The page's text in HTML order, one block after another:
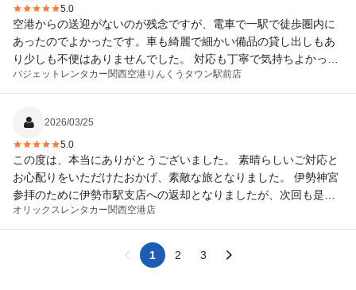
5.0
空港からの送迎がないのが残念ですが、電車で一駅で徒歩圏内に
あったのでよかったです。車も綺麗で細かい備品の貸し出しもあ
り少しも不便はありませんでした。 対応も丁寧で気持ちよかった
です。営業時間がもう少し長ければ最高です。
バジェットレンタカー関西空港りんくうタウン駅前店
2026/03/25
5.0
この度は、本当にありがとうございました。 素晴らしいご対応と
お心配りをいただけたおかげ、素敵な旅となりました。 伊勢神宮
参拝のために伊勢市駅支店への返却となりましたが、次回も是非
是非お願いさせていただきます。
オリックスレンタカー関西空港店
1 2 3